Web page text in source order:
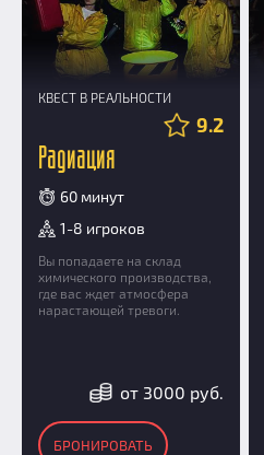
КВЕСТ В РЕАЛЬНОСТИ
9.2
Радиация
60 минут
1-8 игроков
Вы попадаете на склад
химического производства,
где вас ждет атмосфера
нарастающей тревоги.
от 3000 руб.
БРОНИРОВАТЬ